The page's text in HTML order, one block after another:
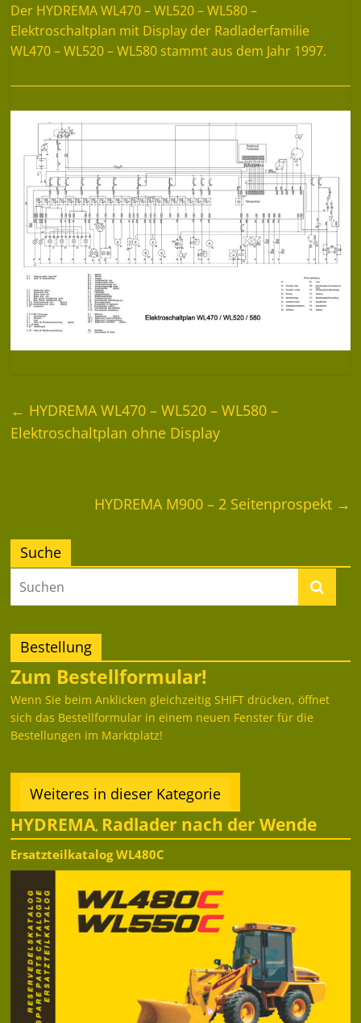
Der HYDREMA WL470 – WL520 – WL580 –
Elektroschaltplan mit Display der Radladerfamilie
WL470 – WL520 – WL580 stammt aus dem Jahr 1997.
← HYDREMA WL470 – WL520 – WL580 –
Elektroschaltplan ohne Display
HYDREMA M900 – 2 Seitenprospekt →
Suche
Bestellung
Zum Bestellformular!
Wenn Sie beim Anklicken gleichzeitig SHIFT drücken, öffnet
sich das Bestellformular in einem neuen Fenster für die
Bestellungen im Marktplatz!
Weiteres in dieser Kategorie
HYDREMA, Radlader nach der Wende
Ersatzteilkatalog WL480C